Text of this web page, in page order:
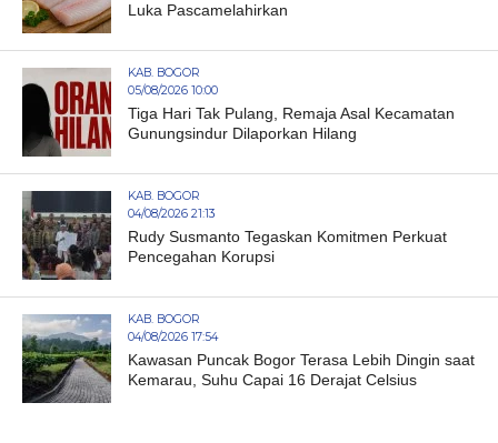
Luka Pascamelahirkan
KAB. BOGOR
05/08/2026 10:00
Tiga Hari Tak Pulang, Remaja Asal Kecamatan
Gunungsindur Dilaporkan Hilang
KAB. BOGOR
04/08/2026 21:13
Rudy Susmanto Tegaskan Komitmen Perkuat
Pencegahan Korupsi
KAB. BOGOR
04/08/2026 17:54
Kawasan Puncak Bogor Terasa Lebih Dingin saat
Kemarau, Suhu Capai 16 Derajat Celsius